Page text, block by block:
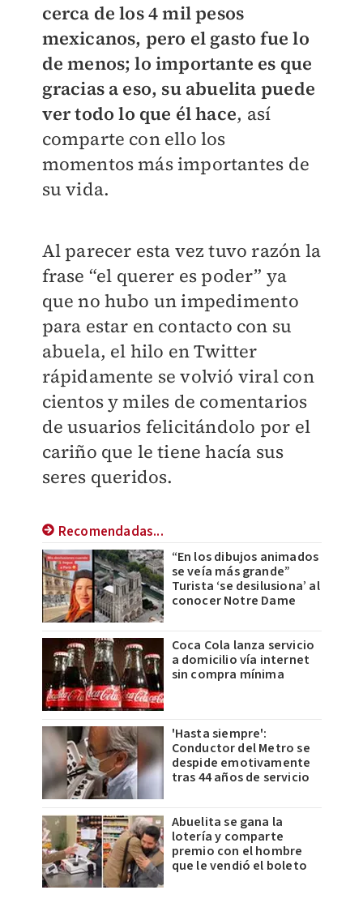
cerca de los 4 mil pesos
mexicanos, pero el gasto fue lo
de menos; lo importante es que
gracias a eso, su abuelita puede
ver todo lo que él hace, así
comparte con ello los
momentos más importantes de
su vida.
Al parecer esta vez tuvo razón la
frase “el querer es poder” ya
que no hubo un impedimento
para estar en contacto con su
abuela, el hilo en Twitter
rápidamente se volvió viral con
cientos y miles de comentarios
de usuarios felicitándolo por el
cariño que le tiene hacía sus
seres queridos.
Recomendadas...
“En los dibujos animados
se veía más grande”
Turista ‘se desilusiona’ al
conocer Notre Dame
Coca Cola lanza servicio
a domicilio vía internet
sin compra mínima
'Hasta siempre':
Conductor del Metro se
despide emotivamente
tras 44 años de servicio
Abuelita se gana la
lotería y comparte
premio con el hombre
que le vendió el boleto